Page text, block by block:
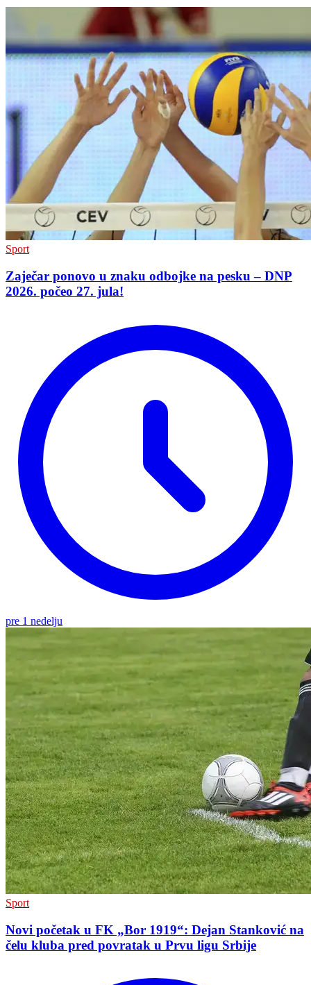
Sport
Zaječar ponovo u znaku odbojke na pesku – DNP
2026. počeo 27. jula!
pre 1 nedelju
Sport
Novi početak u FK „Bor 1919“: Dejan Stanković na
čelu kluba pred povratak u Prvu ligu Srbije